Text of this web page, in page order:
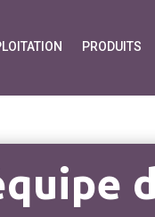
PRODUITS